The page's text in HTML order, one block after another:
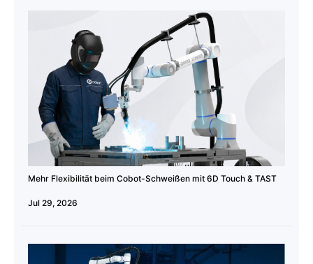
Mehr Flexibilität beim Cobot-Schweißen mit 6D Touch & TAST
Jul 29, 2026